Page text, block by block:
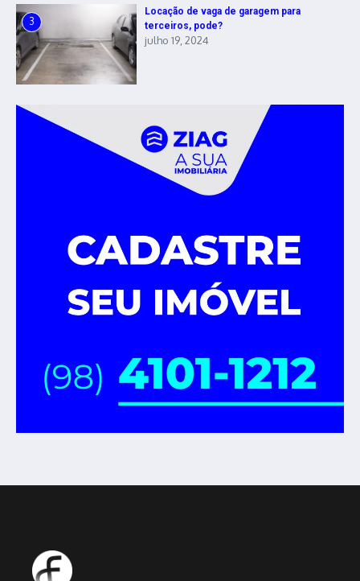
3
Locação de vaga de garagem para
terceiros, pode?
julho 19, 2024